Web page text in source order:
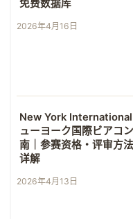
免费数据库
2026年4月16日
New York
ューヨーク国際ビアコ
南｜参赛资格・评审方
详解
2026年4月13日